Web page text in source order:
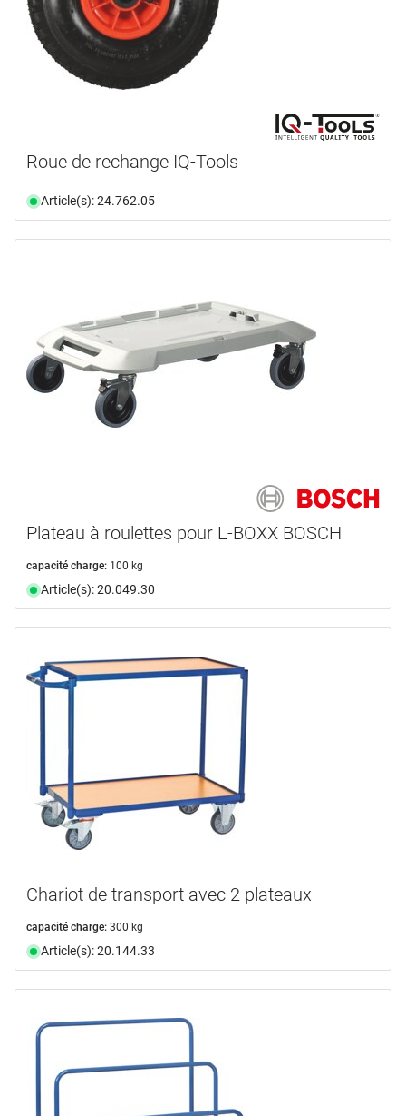
Roue de rechange IQ-Tools
Article(s): 24.762.05
Plateau à roulettes pour L-BOXX BOSCH
capacité charge: 100 kg
Article(s): 20.049.30
Chariot de transport avec 2 plateaux
capacité charge: 300 kg
Article(s): 20.144.33